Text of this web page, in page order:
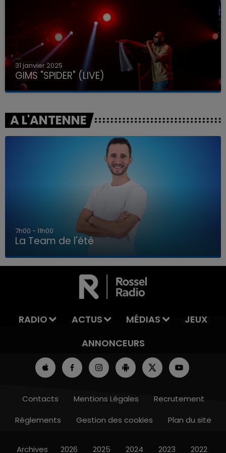
LA TEAM DE L'ÉTÉ
31 janvier 2025
GIMS "SPIDER" (LIVE)
A L'ANTENNE
7h00 - 11h00
La Team de l'été
RADIO ACTUS MÉDIAS
JEUX
ANNONCEURS
Contacts Mentions Légales
Recrutement
Règlements
Gestion des cookies Plan du site
Archives 2026 2025 2024 2023 2022